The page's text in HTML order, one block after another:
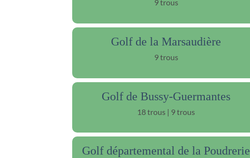
9 trous
Golf de la Marsaudière
9 trous
Golf de Bussy-Guermantes
18 trous | 9 trous
Golf départemental de la Poudrerie